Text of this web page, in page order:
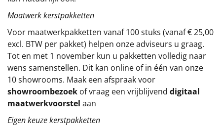
Cadeaubon
Per stuk
Alle overige
Maatwerk kerstpakketten
Voor maatwerkpakketten vanaf 100 stuks (vanaf € 25,00
excl. BTW per pakket) helpen onze adviseurs u graag.
Tot en met 1 november kun u pakketten volledig naar
wens samenstellen. Dit kan online of in één van onze
10 showrooms. Maak een afspraak voor
showroombezoek of vraag een vrijblijvend digitaal
maatwerkvoorstel aan
Eigen keuze kerstpakketten